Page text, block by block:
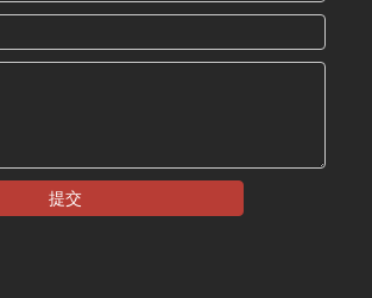
区，同学们在操作人员的指引和
提交